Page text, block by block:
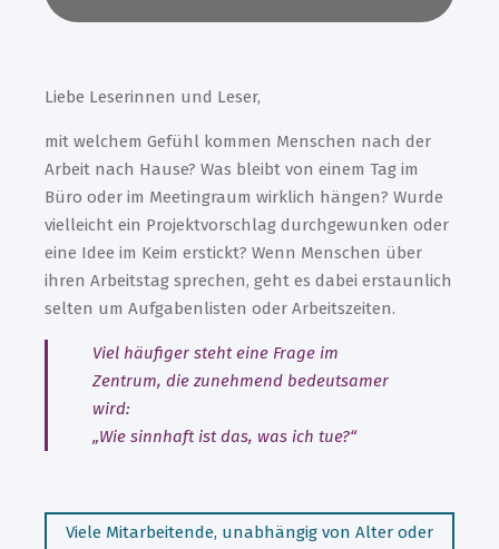
Liebe Leserinnen und Leser,
mit welchem Gefühl kommen Menschen nach der
Arbeit nach Hause? Was bleibt von einem Tag im
Büro oder im Meetingraum wirklich hängen? Wurde
vielleicht ein Projektvorschlag durchgewunken oder
eine Idee im Keim erstickt? Wenn Menschen über
ihren Arbeitstag sprechen, geht es dabei erstaunlich
selten um Aufgabenlisten oder Arbeitszeiten.
Viel häufiger steht eine Frage im
Zentrum, die zunehmend bedeutsamer
wird:
„Wie sinnhaft ist das, was ich tue?“
Viele Mitarbeitende, unabhängig von Alter oder